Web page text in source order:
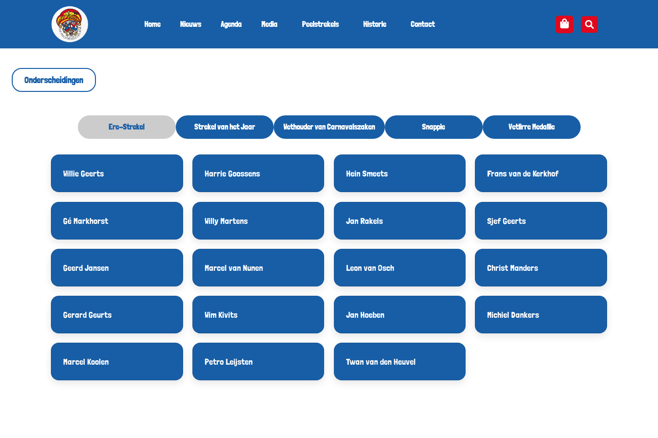
Home Nieuws Agenda Media Peelstrekels Historie Contact
Onderscheidingen
Ere-Strekel Strekel van het Jaar Wethouder van Carnavalszaken Snappie Vetlirre Medallie
Willie Geerts Harrie Goossens Hein Smeets Frans van de Kerkhof
Gé Markhorst Willy Martens Jan Rakels Sjef Geerts
Geerd Jansen Marcel van Nunen Leon van Osch Christ Manders
Gerard Geurts Wim Kivits Jan Hoeben Michiel Dankers
Marcel Koolen Petro Leijsten Twan van den Heuvel